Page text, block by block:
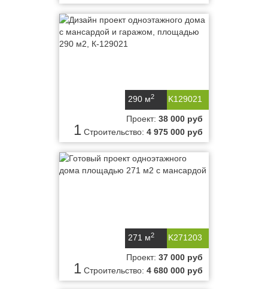
K129021
290 м2
1
Проект: 38 000 руб
Строительство: 4 975 000 руб
K271203
271 м2
1
Проект: 37 000 руб
Строительство: 4 680 000 руб